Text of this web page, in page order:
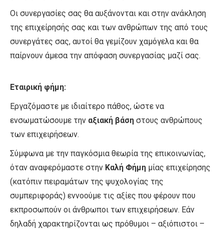
Οι συνεργασίες σας θα αυξάνονται και στην ανάκληση
της επιχείρησής σας και των ανθρώπων της από τους
συνεργάτες σας, αυτοί θα γεμίζουν χαμόγελα και θα
παίρνουν άμεσα την απόφαση συνεργασίας μαζί σας.
Εταιρική φήμη:
Εργαζόμαστε με ιδιαίτερο πάθος, ώστε να
ενσωματώσουμε την αξιακή βάση στους ανθρώπους
των επιχειρήσεων.
Σύμφωνα με την παγκόσμια θεωρία της επικοινωνίας,
όταν αναφερόμαστε στην Καλή Φήμη μίας επιχείρησης
(κατόπιν πειραμάτων της ψυχολογίας της
συμπεριφοράς) εννοούμε τις αξίες που φέρουν που
εκπροσωπούν οι άνθρωποι των επιχειρήσεων. Εάν
δηλαδή χαρακτηρίζονται ως πρόθυμοι – αξιόπιστοι –